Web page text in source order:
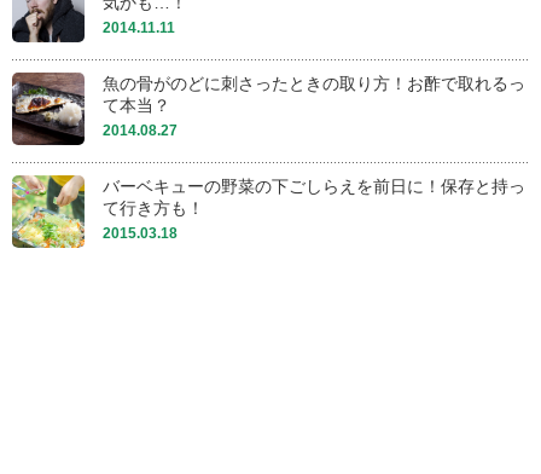
2014.11.11
魚の骨がのどに刺さったときの取り方！お酢で取れるっ
て本当？
2014.08.27
バーベキューの野菜の下ごしらえを前日に！保存と持っ
て行き方も！
2015.03.18